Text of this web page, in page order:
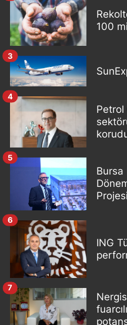
100
3
Petrol
4
Bursa
5
ING
6
7